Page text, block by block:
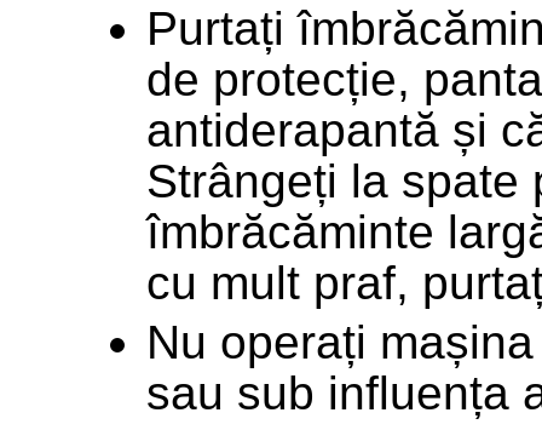
Purtați
de protecție,
antiderapantă și
Strângeți la spate
îmbrăcăminte
cu mult praf,
Nu operați
sau sub influența